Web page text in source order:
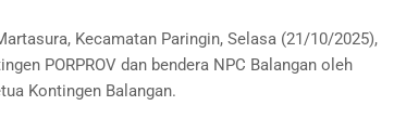
Kecamatan Paringin, Selasa (21/10/2025),
PORPROV dan bendera NPC Balangan oleh
Kontingen Balangan.